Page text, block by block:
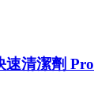
速清潔劑 Pro